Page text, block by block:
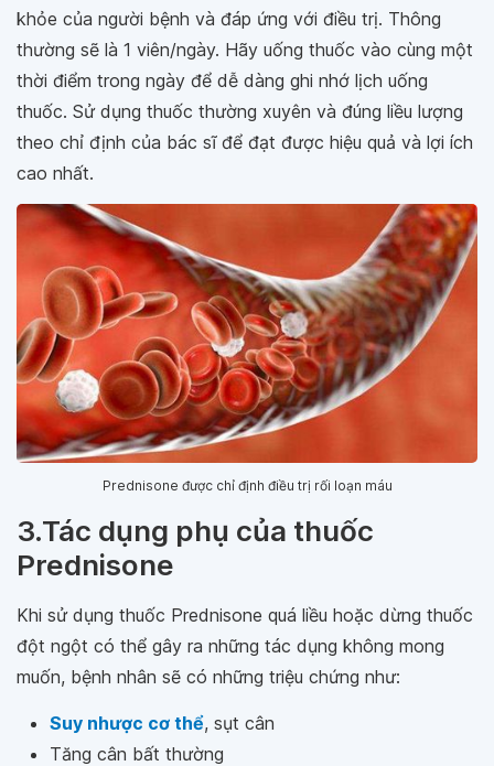
khỏe của người bệnh và đáp ứng với điều trị. Thông
thường sẽ là 1 viên/ngày. Hãy uống thuốc vào cùng một
thời điểm trong ngày để dễ dàng ghi nhớ lịch uống
thuốc. Sử dụng thuốc thường xuyên và đúng liều lượng
theo chỉ định của bác sĩ để đạt được hiệu quả và lợi ích
cao nhất.
Prednisone được chỉ định điều trị rối loạn máu
3.Tác dụng phụ của thuốc
Prednisone
Khi sử dụng thuốc Prednisone quá liều hoặc dừng thuốc
đột ngột có thể gây ra những tác dụng không mong
muốn, bệnh nhân sẽ có những triệu chứng như:
Suy nhược cơ thể, sụt cân
Tăng cân bất thường